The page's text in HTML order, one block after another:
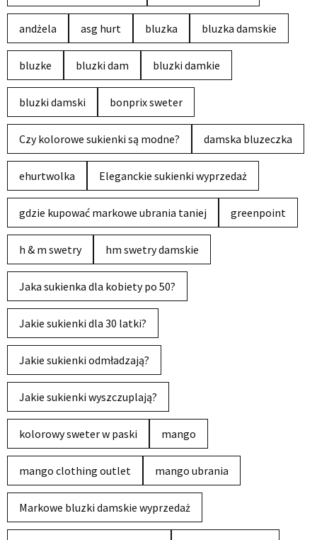
andżela asg hurt bluzka bluzka damskie
bluzke bluzki dam bluzki damkie
bluzki damski bonprix sweter
Czy kolorowe sukienki są modne? damska bluzeczka
ehurtwolka Eleganckie sukienki wyprzedaż
gdzie kupować markowe ubrania taniej greenpoint
h & m swetry hm swetry damskie
Jaka sukienka dla kobiety po 50?
Jakie sukienki dla 30 latki?
Jakie sukienki odmładzają?
Jakie sukienki wyszczuplają?
kolorowy sweter w paski mango
mango clothing outlet mango ubrania
Markowe bluzki damskie wyprzedaż